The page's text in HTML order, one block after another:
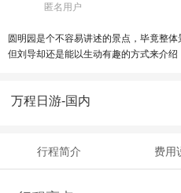
匿名用户
圆明园是个不容易讲述的景点，毕竟整
但刘导却还是能以生动有趣的方式来介
万程日游-国内
行程简介 费用